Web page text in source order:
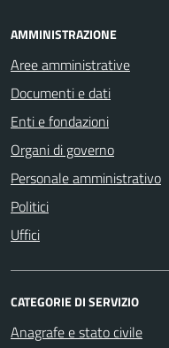
AMMINISTRAZIONE
Aree amministrative
Documenti e dati
Enti e fondazioni
Organi di governo
Personale amministrativo
Politici
Uffici
CATEGORIE DI SERVIZIO
Anagrafe e stato civile